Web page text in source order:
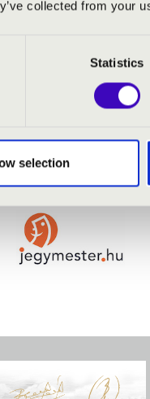
collected from your
Statistics
selection
tempor invidunt ut
no sea
eum iriure dolor in
vel illum dolore eu
dignissim qui blandit